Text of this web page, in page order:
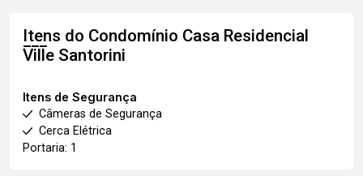
Itens do Condomínio Casa Residencial
Ville Santorini
Itens de Segurança
Câmeras de Segurança
Cerca Elétrica
Portaria: 1